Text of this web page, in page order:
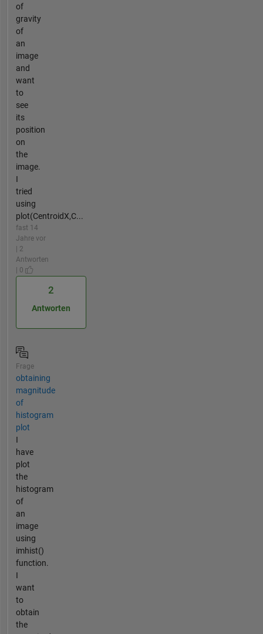
of
gravity
of
an
image
and
want
to
see
its
position
on
the
image.
I
tried
using
plot(CentroidX,C...
fast 14
Jahre vor
| 2
Antworten
| 0
2
Antworten
Frage
obtaining
magnitude
of
histogram
plot
I
have
plot
the
histogram
of
an
image
using
imhist()
function.
I
want
to
obtain
the